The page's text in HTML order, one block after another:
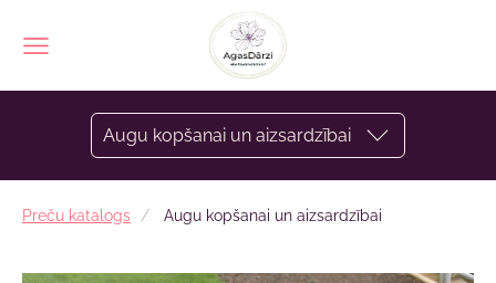
Augu kopšanai un aizsardzībai
Preču katalogs Augu kopšanai un aizsardzībai